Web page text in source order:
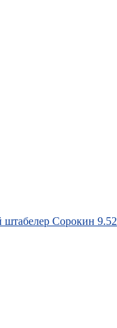
штабелер Сорокин 9.52